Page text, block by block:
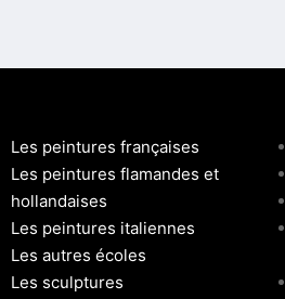
Les peintures françaises
Les peintures flamandes et
hollandaises
Les peintures italiennes
Les autres écoles
Les sculptures